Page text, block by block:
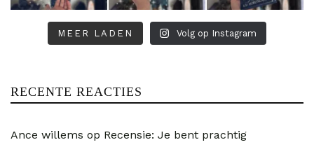
MEER LADEN Volg op Instagram
RECENTE REACTIES
Ance willems op Recensie: Je bent prachtig